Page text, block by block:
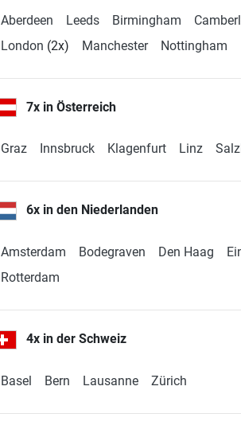
Aberdeen Leeds Birmingham
London (2x) Manchester Nottingham
7x in Österreich
Graz Innsbruck Klagenfurt Linz
6x in den Niederlanden
Amsterdam Bodegraven Den Haag
Rotterdam
4x in der Schweiz
Basel Bern Lausanne Zürich